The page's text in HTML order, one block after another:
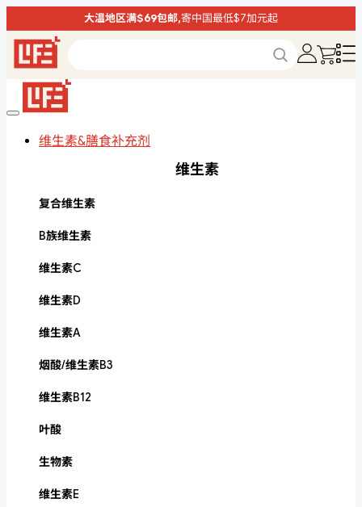
大温地区满$69包邮,寄中国最低$7加元起
维生素&膳食补充剂
维生素
复合维生素
B族维生素
维生素C
维生素D
维生素A
烟酸/维生素B3
维生素B12
叶酸
生物素
维生素E